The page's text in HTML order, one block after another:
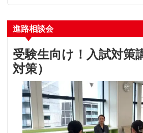
進路相談会
受験生向け！入試対策
対策）